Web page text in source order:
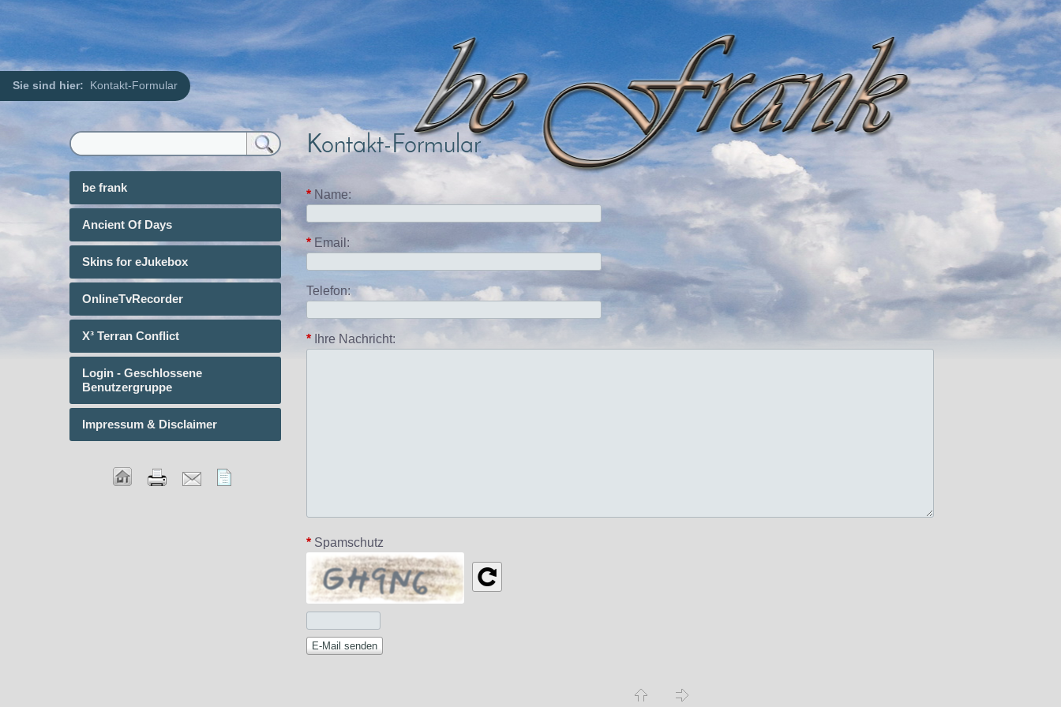
Sie sind hier: Kontakt-Formular
Kontakt-Formular
* Name:
* Email:
Telefon:
* Ihre Nachricht:
* Spamschutz
be frank
Ancient Of Days
Skins for eJukebox
OnlineTvRecorder
X³ Terran Conflict
Login - Geschlossene
Benutzergruppe
Impressum & Disclaimer